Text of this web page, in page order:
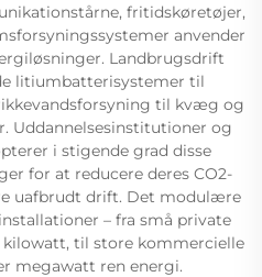
fritidskøretøjer,
anvender
Landbrugsdrift
litiumbatterisystemer til
til kvæg og
Uddannelsesinstitutioner og
i stigende grad disse
for at reducere deres CO2-
uafbrudt drift. Det modulære
– fra små private
til store kommercielle
megawatt ren energi.